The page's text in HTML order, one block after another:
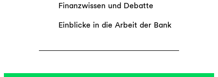
Finanzwissen und Debatte
Einblicke in die Arbeit der Bank